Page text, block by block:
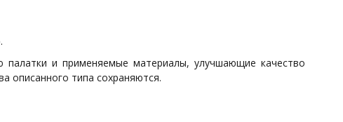
палатки и применяемые материалы, улучшающие качество
описанного типа сохраняются.